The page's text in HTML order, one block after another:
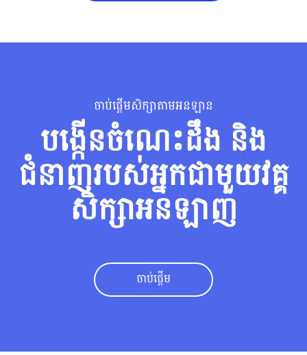
ចាប់​ផ្ដើម​សិក្សា​តាម​អនឡាន
បង្កើន​ចំណេះដឹង និង​
ជំនាញ​របស់​អ្នក​ជា​មួយ​វគ្គ​
សិក្សា​អនឡាញ
ចាប់​ផ្ដើម